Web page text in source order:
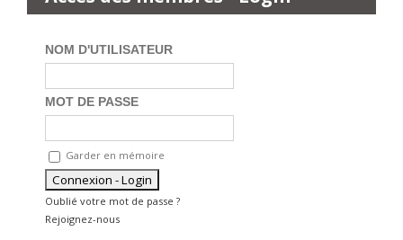
NOM D'UTILISATEUR
MOT DE PASSE
Garder en mémoire
Oublié votre mot de passe ?
Rejoignez-nous